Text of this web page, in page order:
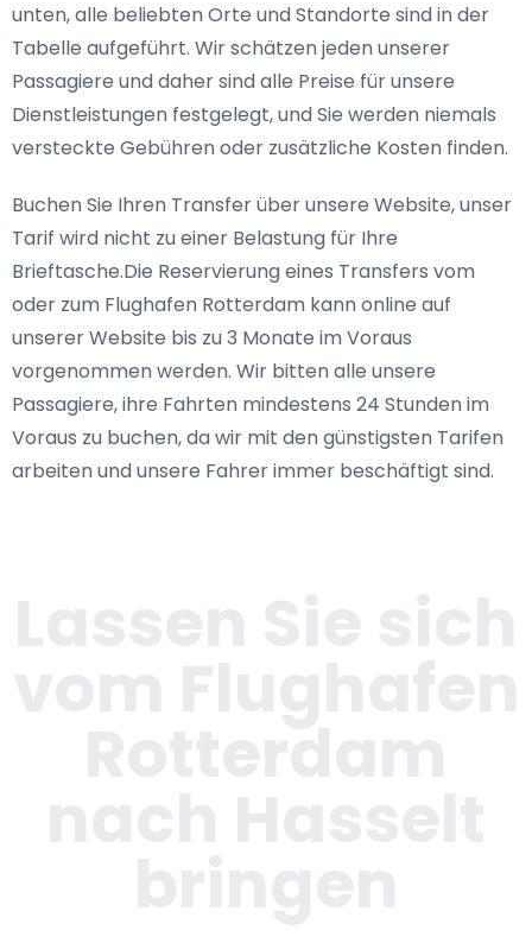
unten, alle beliebten Orte und Standorte sind in der
Tabelle aufgeführt. Wir schätzen jeden unserer
Passagiere und daher sind alle Preise für unsere
Dienstleistungen festgelegt, und Sie werden niemals
versteckte Gebühren oder zusätzliche Kosten finden.
Buchen Sie Ihren Transfer über unsere Website, unser
Tarif wird nicht zu einer Belastung für Ihre
Brieftasche.Die Reservierung eines Transfers vom
oder zum Flughafen Rotterdam kann online auf
unserer Website bis zu 3 Monate im Voraus
vorgenommen werden. Wir bitten alle unsere
Passagiere, ihre Fahrten mindestens 24 Stunden im
Voraus zu buchen, da wir mit den günstigsten Tarifen
arbeiten und unsere Fahrer immer beschäftigt sind.